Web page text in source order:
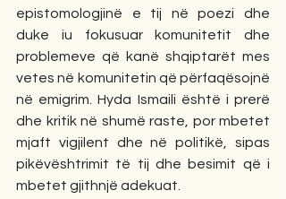
epistomologjinë e tij në poezi dhe
duke iu fokusuar komunitetit dhe
problemeve që kanë shqiptarët mes
vetes në komunitetin që përfaqësojnë
në emigrim. Hyda Ismaili është i prerë
dhe kritik në shumë raste, por mbetet
mjaft vigjilent dhe në politikë, sipas
pikëvështrimit të tij dhe besimit që i
mbetet gjithnjë adekuat.